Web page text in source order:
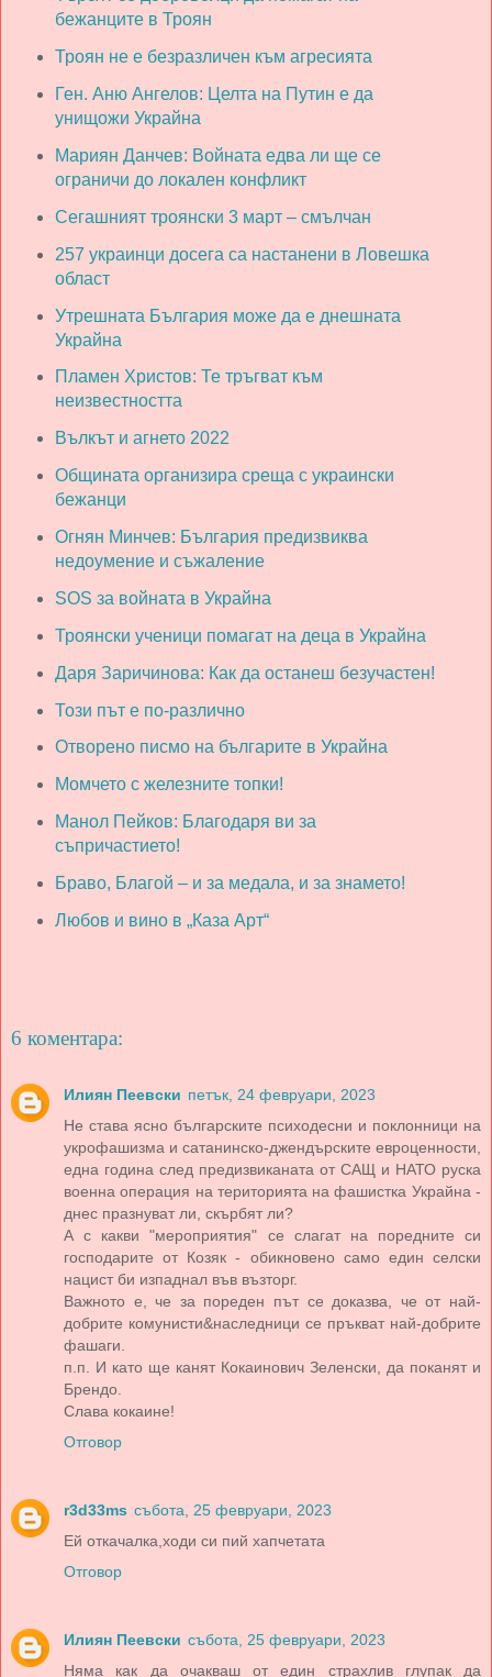
бежанците в Троян
Троян не е безразличен към агресията
Ген. Аню Ангелов: Целта на Путин е да
унищожи Украйна
Мариян Данчев: Войната едва ли ще се
ограничи до локален конфликт
Сегашният троянски 3 март – смълчан
257 украинци досега са настанени в Ловешка
област
Утрешната България може да е днешната
Украйна
Пламен Христов: Те тръгват към
неизвестността
Вълкът и агнето 2022
Общината организира среща с украински
бежанци
Огнян Минчев: България предизвиква
недоумение и съжаление
SOS за войната в Украйна
Троянски ученици помагат на деца в Украйна
Даря Заричинова: Как да останеш безучастен!
Този път е по-различно
Отворено писмо на българите в Украйна
Момчето с железните топки!
Манол Пейков: Благодаря ви за
съпричастието!
Браво, Благой – и за медала, и за знамето!
Любов и вино в „Каза Арт“
6 коментара:
Илиян Пеевски петък, 24 февруари, 2023
Не става ясно българските психодесни и поклонници на
укрофашизма и сатанинско-джендърските евроценности,
една година след предизвиканата от САЩ и НАТО руска
военна операция на територията на фашистка Украйна -
днес празнуват ли, скърбят ли?
А с какви "мероприятия" се слагат на поредните си
господарите от Козяк - обикновено само един селски
нацист би изпаднал във възторг.
Важното е, че за пореден път се доказва, че от най-
добрите комунисти&наследници се пръкват най-добрите
фашаги.
п.п. И като ще канят Кокаинович Зеленски, да поканят и
Брендо.
Слава кокаине!
Отговор
r3d33ms събота, 25 февруари, 2023
Ей откачалка,ходи си пий хапчетата
Отговор
Илиян Пеевски събота, 25 февруари, 2023
Няма как да очакваш от един страхлив глупак да